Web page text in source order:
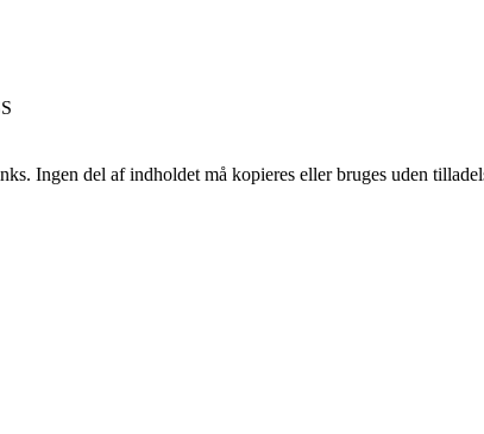
Ingen del af indholdet må kopieres eller bruges uden